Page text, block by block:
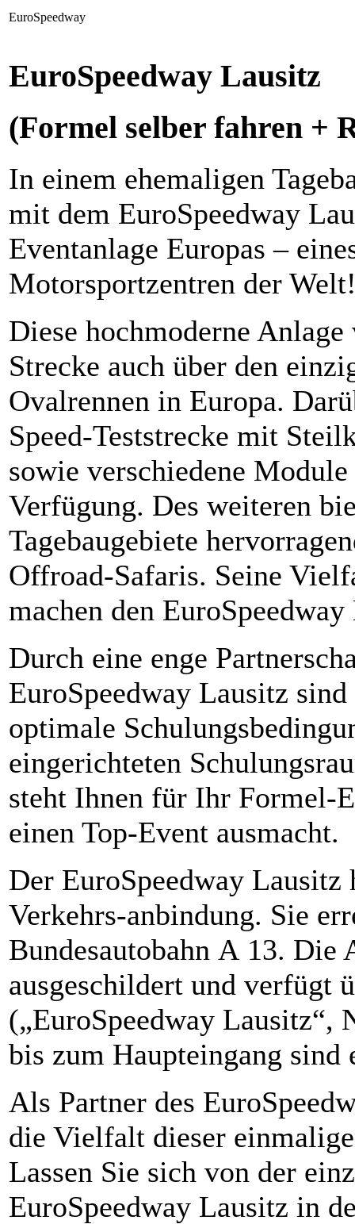
EuroSpeedway
EuroSpeedway Lausitz
(Formel selber fahren +
In einem ehemaligen
mit dem EuroSpeedway
Eventanlage Europas –
Motorsportzentren der
Diese hochmoderne
Strecke auch über den
Ovalrennen in Europa.
Speed-Teststrecke mit
sowie verschiedene
Verfügung. Des weiteren
Tagebaugebiete
Offroad-Safaris. Seine
machen den
Durch eine enge
EuroSpeedway Lausitz
optimale
eingerichteten
steht Ihnen für Ihr Formel-
einen Top-Event ausmacht.
Der EuroSpeedway Lausitz
Verkehrs-anbindung. Sie
Bundesautobahn A 13. Die
ausgeschildert und verfügt
(„EuroSpeedway Lausitz“,
bis zum Haupteingang sind
Als Partner des
die Vielfalt dieser
Lassen Sie sich von der
EuroSpeedway Lausitz in